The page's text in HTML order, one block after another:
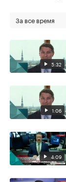
За все время
5:32
1:06
4:09